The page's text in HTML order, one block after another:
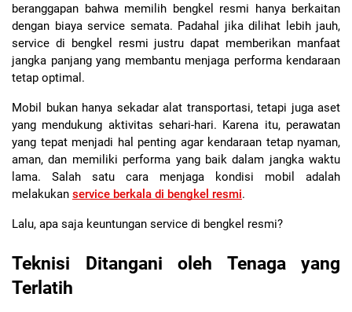
beranggapan bahwa memilih bengkel resmi hanya berkaitan
dengan biaya service semata. Padahal jika dilihat lebih jauh,
service di bengkel resmi justru dapat memberikan manfaat
jangka panjang yang membantu menjaga performa kendaraan
tetap optimal.
Mobil bukan hanya sekadar alat transportasi, tetapi juga aset
yang mendukung aktivitas sehari-hari. Karena itu, perawatan
yang tepat menjadi hal penting agar kendaraan tetap nyaman,
aman, dan memiliki performa yang baik dalam jangka waktu
lama. Salah satu cara menjaga kondisi mobil adalah
melakukan service berkala di bengkel resmi.
Lalu, apa saja keuntungan service di bengkel resmi?
Teknisi Ditangani oleh Tenaga yang
Terlatih